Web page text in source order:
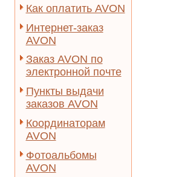
Как оплатить AVON
Интернет-заказ
AVON
Заказ AVON по
электронной почте
Пункты выдачи
заказов AVON
Координаторам
AVON
Фотоальбомы
AVON